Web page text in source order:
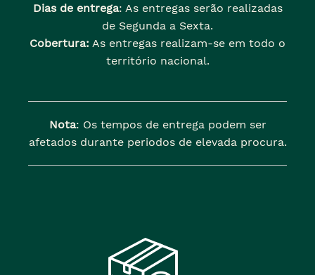
Dias de entrega: As entregas serão realizadas
de Segunda a Sexta.
Cobertura: As entregas realizam-se em todo o
território nacional.
Nota: Os tempos de entrega podem ser
afetados durante periodos de elevada procura.